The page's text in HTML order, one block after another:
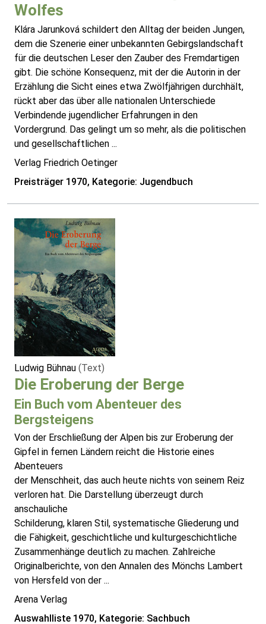
Wolfes
Klára Jarunková schildert den Alltag der beiden Jungen,
dem die Szenerie einer unbekannten Gebirgslandschaft
für die deutschen Leser den Zauber des Fremdartigen
gibt. Die schöne Konsequenz, mit der die Autorin in der
Erzählung die Sicht eines etwa Zwölfjährigen durchhält,
rückt aber das über alle nationalen Unterschiede
Verbindende jugendlicher Erfahrungen in den
Vordergrund. Das gelingt um so mehr, als die politischen
und gesellschaftlichen ...
Verlag Friedrich Oetinger
Preisträger 1970, Kategorie: Jugendbuch
Ludwig Bühnau (Text)
Die Eroberung der Berge
Ein Buch vom Abenteuer des
Bergsteigens
Von der Erschließung der Alpen bis zur Eroberung der
Gipfel in fernen Ländern reicht die Historie eines
Abenteuers
der Menschheit, das auch heute nichts von seinem Reiz
verloren hat. Die Darstellung überzeugt durch
anschauliche
Schilderung, klaren Stil, systematische Gliederung und
die Fähigkeit, geschichtliche und kulturgeschichtliche
Zusammenhänge deutlich zu machen. Zahlreiche
Originalberichte, von den Annalen des Mönchs Lambert
von Hersfeld von der ...
Arena Verlag
Auswahlliste 1970, Kategorie: Sachbuch